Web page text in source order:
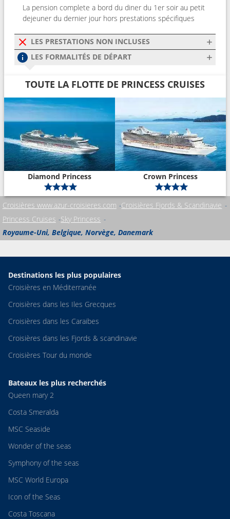
La pension complete a bord du diner du 1er soir au petit
dejeuner du dernier jour hors prestations spécifiques
LES PRESTATIONS NON INCLUSES
LES FORMALITÉS DE DÉPART
TOUTE LA FLOTTE DE PRINCESS CRUISES
Diamond Princess Crown Princess
Croisières www.azur-croisieres.com Croisières Fjords & Scandinavie
Princess Cruises Sky Princess
Royaume-Uni, Belgique, Norvège, Danemark
Destinations les plus populaires
Croisières en Méditerranée
Croisières dans les Iles Grecques
Croisières dans les Caraibes
Croisières dans les Fjords & scandinavie
Croisières Tour du monde
Bateaux les plus recherchés
Queen mary 2
Costa Smeralda
MSC Seaside
Wonder of the seas
Symphony of the seas
MSC World Europa
Icon of the Seas
Costa Toscana